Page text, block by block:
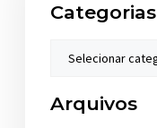
Categorias
Arquivos